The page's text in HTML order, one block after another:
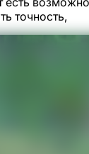
точность,